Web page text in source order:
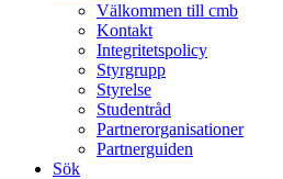
Välkommen till cmb
Kontakt
Integritetspolicy
Styrgrupp
Styrelse
Studentråd
Partnerorganisationer
Partnerguiden
Sök